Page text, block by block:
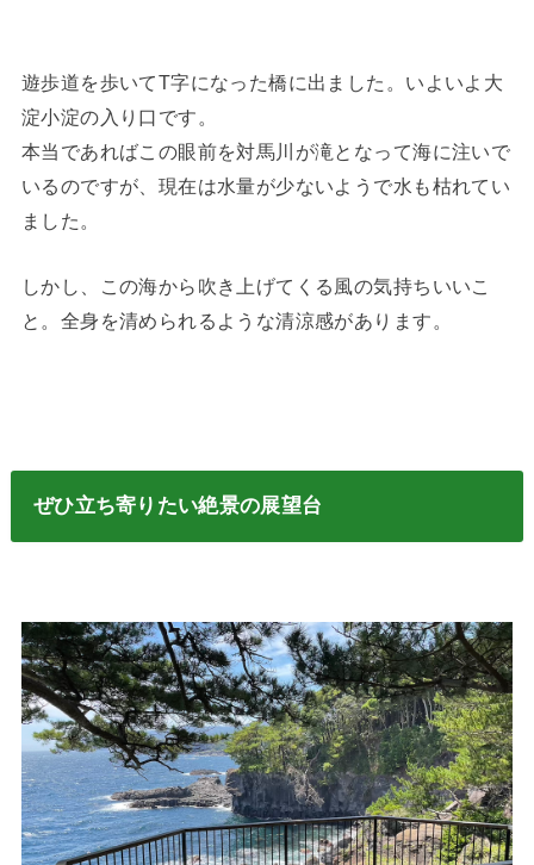
遊歩道を歩いてT字になった橋に出ました。いよいよ大
淀小淀の入り口です。
本当であればこの眼前を対馬川が滝となって海に注いで
いるのですが、現在は水量が少ないようで水も枯れてい
ました。
しかし、この海から吹き上げてくる風の気持ちいいこ
と。全身を清められるような清涼感があります。
ぜひ立ち寄りたい絶景の展望台